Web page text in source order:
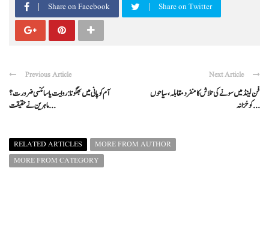
Share on Facebook Share on Twitter
Previous Article
آم کو پانی میں بھگونا: روایت یا سائنسی ضرورت؟
ماہرین نے حقیقت ...
Next Article
فن لینڈ میں سونے کی تلاش کا منفرد مقابلہ، سیاحوں
کو خزانہ ...
RELATED ARTICLES
MORE FROM AUTHOR
MORE FROM CATEGORY